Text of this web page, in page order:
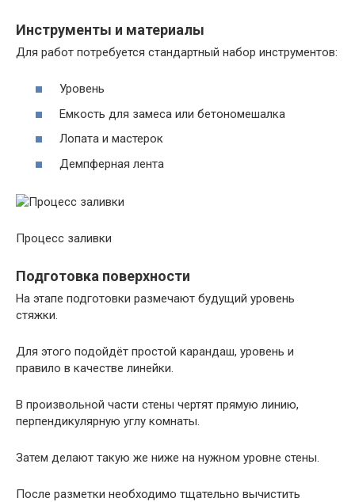
Инструменты и материалы
Для работ потребуется стандартный набор инструментов:
Уровень
Емкость для замеса или бетономешалка
Лопата и мастерок
Демпферная лента
Процесс заливки
Подготовка поверхности
На этапе подготовки размечают будущий уровень
стяжки.
Для этого подойдёт простой карандаш, уровень и
правило в качестве линейки.
В произвольной части стены чертят прямую линию,
перпендикулярную углу комнаты.
Затем делают такую же ниже на нужном уровне стены.
После разметки необходимо тщательно вычистить